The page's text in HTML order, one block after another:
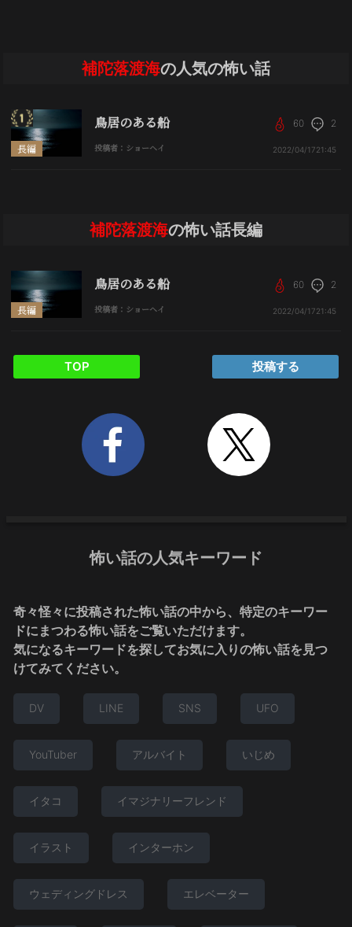
補陀落渡海の人気の怖い話
長編
鳥居のある船
投稿者：ショーヘイ
60 2
2022/04/1721:45
補陀落渡海の怖い話長編
長編
鳥居のある船
投稿者：ショーヘイ
60 2
2022/04/1721:45
TOP 投稿する
怖い話の人気キーワード
奇々怪々に投稿された怖い話の中から、特定のキーワー
ドにまつわる怖い話をご覧いただけます。
気になるキーワードを探してお気に入りの怖い話を見つ
けてみてください。
DV LINE SNS UFO
YouTuber アルバイト いじめ
イタコ イマジナリーフレンド
イラスト インターホン
ウェディングドレス エレベーター